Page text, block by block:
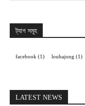
ট্যাগ সমূহ
facebook (1) louhajong (1)
LATEST NEWS